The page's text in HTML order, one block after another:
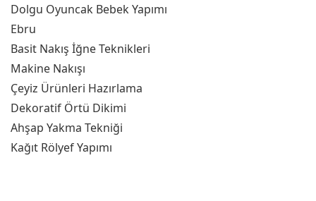
Dolgu Oyuncak Bebek Yapımı
Ebru
Basit Nakış İğne Teknikleri
Makine Nakışı
Çeyiz Ürünleri Hazırlama
Dekoratif Örtü Dikimi
Ahşap Yakma Tekniği
Kağıt Rölyef Yapımı